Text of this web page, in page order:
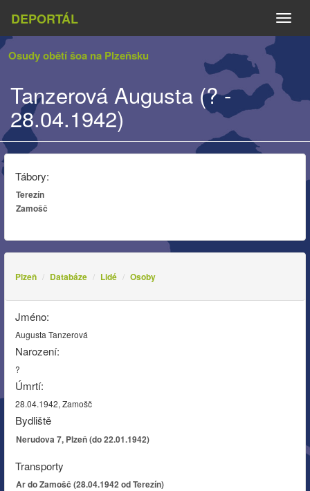
DEPORTÁL
Osudy obětí šoa na Plzeňsku
Tanzerová Augusta (? -
28.04.1942)
Tábory:
Terezín
Zamošč
Plzeň Databáze Lidé Osoby
Jméno:
Augusta Tanzerová
Narození:
?
Úmrtí:
28.04.1942, Zamošč
Bydliště
Nerudova 7, Plzeň (do 22.01.1942)
Transporty
Ar do Zamošč (28.04.1942 od Terezín)